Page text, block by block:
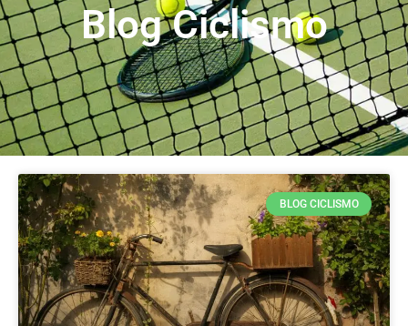
Blog Ciclismo
BLOG CICLISMO